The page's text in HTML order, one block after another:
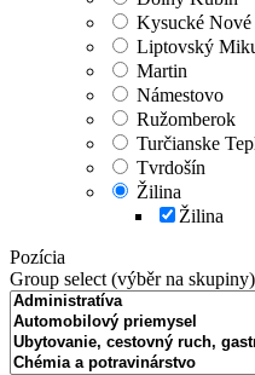
Kysucké Nové
Liptovský
Martin
Námestovo
Ružomberok
Turčianske
Tvrdošín
Žilina
Žilina
Pozícia
Group select (výběr na skupiny)